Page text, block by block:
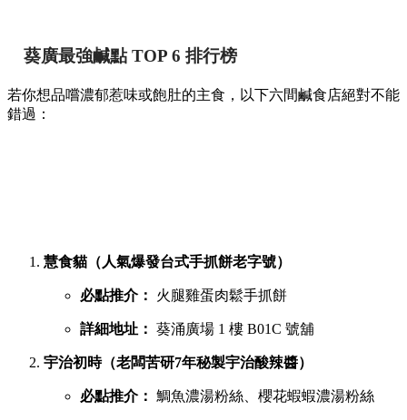
葵廣最強鹹點 TOP 6 排行榜
若你想品嚐濃郁惹味或飽肚的主食，以下六間鹹食店絕對不能
錯過：
慧食貓（人氣爆發台式手抓餅老字號）
必點推介： 火腿雞蛋肉鬆手抓餅
詳細地址： 葵涌廣場 1 樓 B01C 號舖
宇治初時（老闆苦研7年秘製宇治酸辣醬）
必點推介： 鯛魚濃湯粉絲、櫻花蝦蝦濃湯粉絲